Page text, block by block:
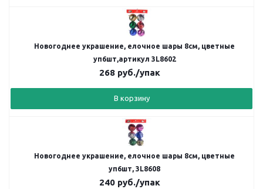
Новогоднее украшение, елочное шары 8см, цветные
уп6шт,артикул 3L8602
268руб./упак
В корзину
Новогоднее украшение, елочное шары 8см, цветные
уп6шт, 3L8608
240руб./упак